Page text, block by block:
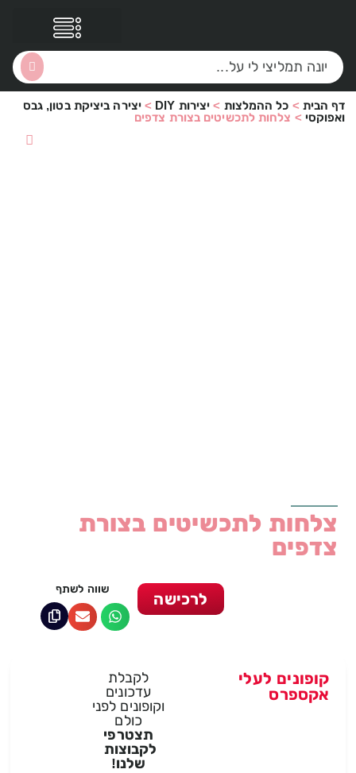
דף הבית > כל ההמלצות > יצירות DIY >יצירה ביציקת בטון, גבס
ואפוקסי > צלחות לתכשיטים בצורת צדפים
צלחות לתכשיטים בצורת
צדפים
שווה לשתף
לרכישה
לקבלת
עדכונים
וקופונים לפני
כולם
תצטרפי
לקבוצות
שלנו!
קופונים לעלי
אקספרס